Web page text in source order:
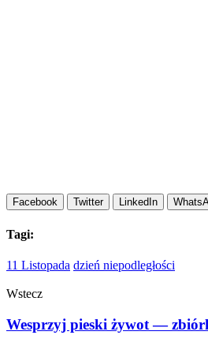
Facebook Twitter LinkedIn
Tagi:
11 Listopada dzień niepodległości
Wstecz
Wesprzyj pieski żywot —